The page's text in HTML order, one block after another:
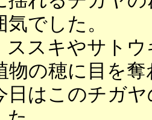
でした。
スキやサトウ
物の穂に目を
日はこのチガ